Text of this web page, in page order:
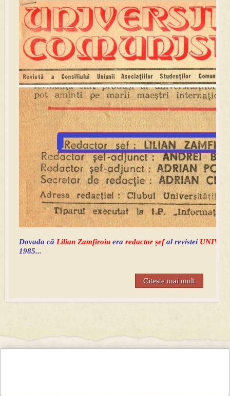
Dovada că Lilian Zamfiroiu era redactor șefal revistei
1985...
Citeste mai mult